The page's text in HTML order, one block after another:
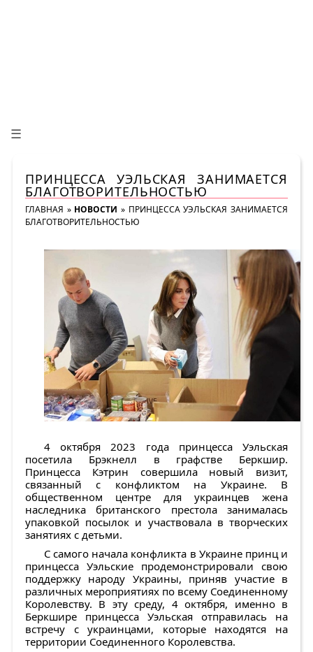
☰
ПРИНЦЕССА УЭЛЬСКАЯ ЗАНИМАЕТСЯ
БЛАГОТВОРИТЕЛЬНОСТЬЮ
ГЛАВНАЯ » НОВОСТИ » ПРИНЦЕССА УЭЛЬСКАЯ ЗАНИМАЕТСЯ
БЛАГОТВОРИТЕЛЬНОСТЬЮ
4 октября 2023 года принцесса Уэльская
посетила Брэкнелл в графстве Беркшир.
Принцесса Кэтрин совершила новый визит,
связанный с конфликтом на Украине. В
общественном центре для украинцев жена
наследника британского престола занималась
упаковкой посылок и участвовала в творческих
занятиях с детьми.
С самого начала конфликта в Украине принц и
принцесса Уэльские продемонстрировали свою
поддержку народу Украины, приняв участие в
различных мероприятиях по всему Соединенному
Королевству. В эту среду, 4 октября, именно в
Беркшире принцесса Уэльская отправилась на
встречу с украинцами, которые находятся на
территории Соединенного Королевства.